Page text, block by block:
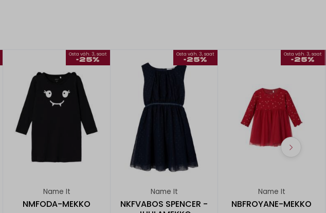
Osta väh. 3, saat
-25%
Name It
NMFODA-MEKKO
Osta väh. 3, saat
-25%
Name It
NKFVABOS SPENCER -
Osta väh. 3, saat
-25%
Name It
NBFROYANE-MEKKO